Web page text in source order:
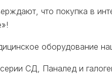
что покупка в
оборудование
СД, Паналед и